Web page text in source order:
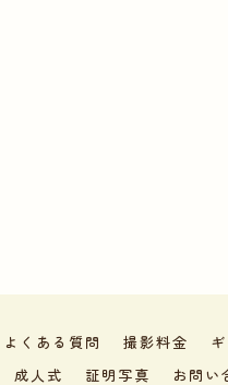
よくある質問 撮影料金
成人式 証明写真 お問い